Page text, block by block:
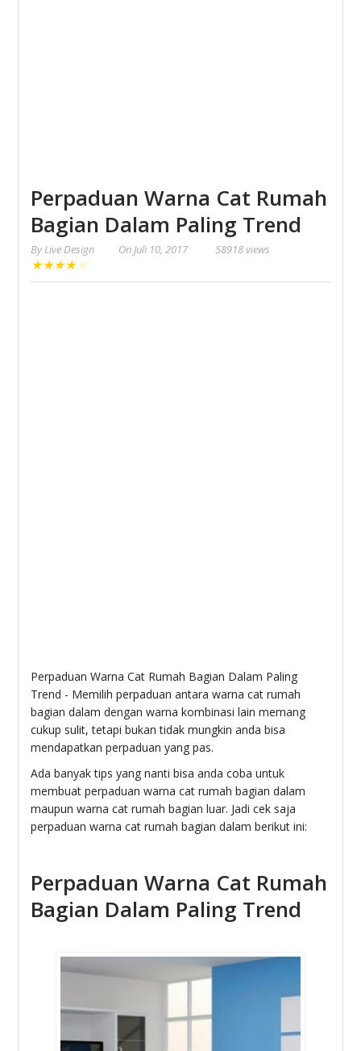
Perpaduan Warna Cat Rumah
Bagian Dalam Paling Trend
ByLive Design On Juli 10, 2017 58918 views
★★★★★
Perpaduan Warna Cat Rumah Bagian Dalam Paling
Trend - Memilih perpaduan antara warna cat rumah
bagian dalam dengan warna kombinasi lain memang
cukup sulit, tetapi bukan tidak mungkin anda bisa
mendapatkan perpaduan yang pas.
Ada banyak tips yang nanti bisa anda coba untuk
membuat perpaduan warna cat rumah bagian dalam
maupun warna cat rumah bagian luar. Jadi cek saja
perpaduan warna cat rumah bagian dalam berikut ini:
Perpaduan Warna Cat Rumah
Bagian Dalam Paling Trend